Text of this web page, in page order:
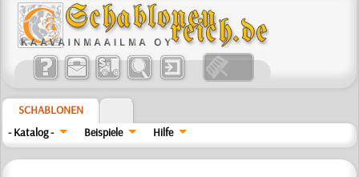
SCHABLONEN
- Katalog -
Beispiele Hilfe